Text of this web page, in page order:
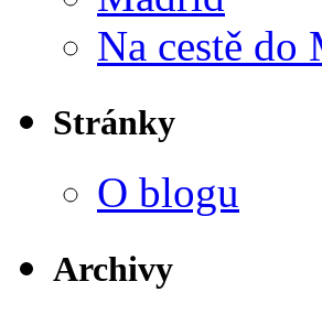
Na cestě do
Stránky
O blogu
Archivy